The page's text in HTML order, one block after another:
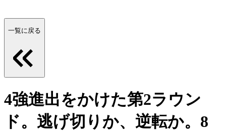
一覧に戻る
4強進出をかけた第2ラウン
ド。逃げ切りか、逆転か。8